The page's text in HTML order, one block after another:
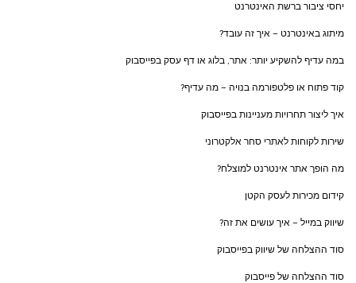
יחסי ציבור ברשת האינטרנט
מיתוג באינטרנט – איך זה עובד?
במה עדיף להשקיע יותר: אתר, בלוג או דף עסק בפייסבוק
קוד פתוח או פלטפורמה בנויה – מה עדיף?
איך ליצור תחרויות מעניינות בפייסבוק
שירות לקוחות לאתרי סחר אלקטרוני
מה הופך אתר אינטרנט למוצלח?
קידום מכירות לעסק הקטן
שיווק במייל – איך עושים את זה?
סוד ההצלחה של שיווק בפייסבוק
סוד ההצלחה של פייסבוק